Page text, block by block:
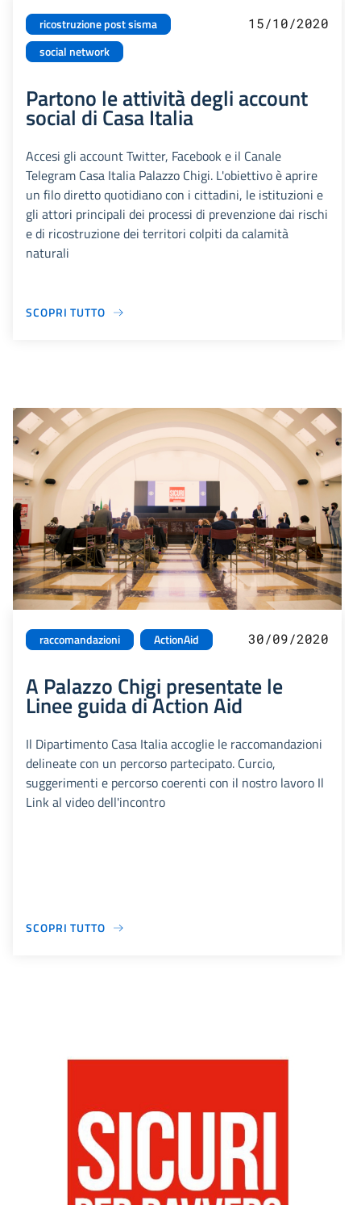
ricostruzione post sisma
social network
15/10/2020
Partono le attività degli account
social di Casa Italia
Accesi gli account Twitter, Facebook e il Canale
Telegram Casa Italia Palazzo Chigi. L'obiettivo è aprire
un filo diretto quotidiano con i cittadini, le istituzioni e
gli attori principali dei processi di prevenzione dai rischi
e di ricostruzione dei territori colpiti da calamità
naturali
SCOPRI TUTTO
raccomandazioni ActionAid 30/09/2020
A Palazzo Chigi presentate le
Linee guida di Action Aid
Il Dipartimento Casa Italia accoglie le raccomandazioni
delineate con un percorso partecipato. Curcio,
suggerimenti e percorso coerenti con il nostro lavoro Il
Link al video dell'incontro
SCOPRI TUTTO